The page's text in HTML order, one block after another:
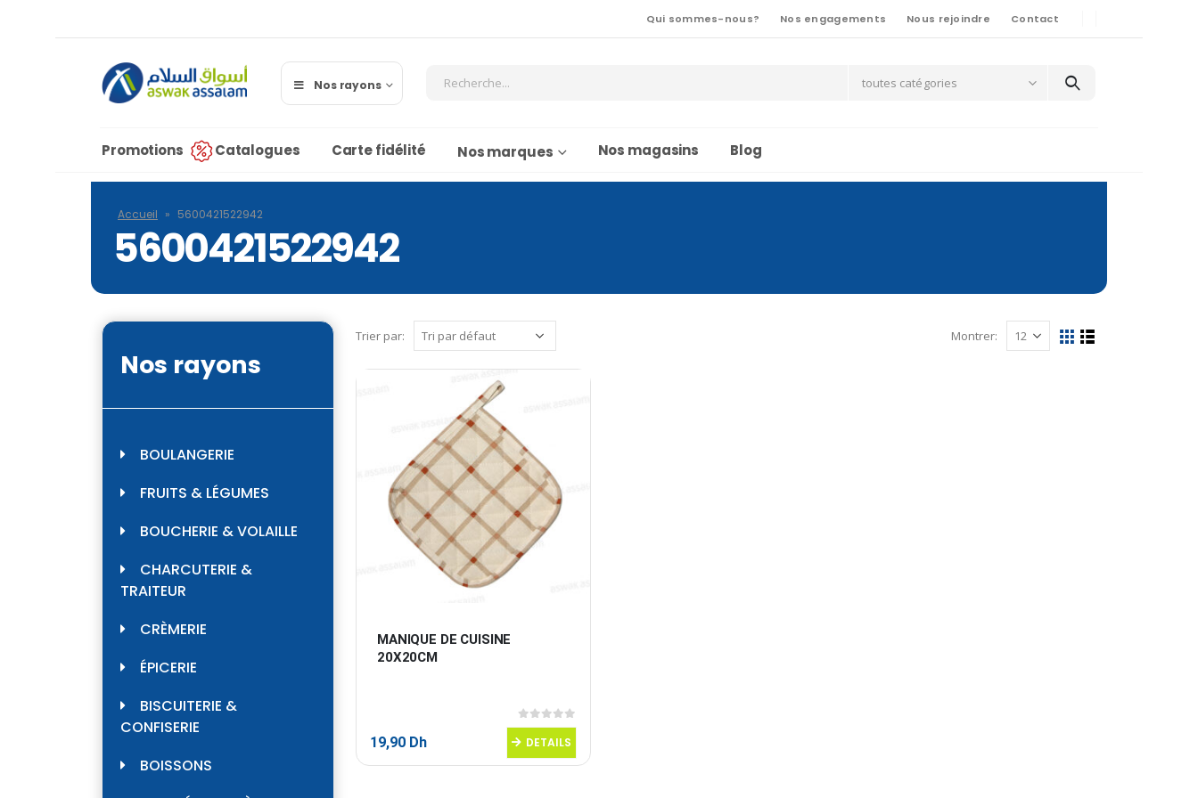
Qui sommes-nous? Nos engagements Nous rejoindre Contact
Nos rayons toutes catégories
Promotions Catalogues Carte fidélité Nos marques Nos magasins Blog
Accueil » 5600421522942
5600421522942
Trier par: Montrer:
MANIQUE DE CUISINE
20X20CM
0sur 5
19,90 Dh DETAILS
Nos rayons
BOULANGERIE
FRUITS & LÉGUMES
BOUCHERIE & VOLAILLE
CHARCUTERIE &
TRAITEUR
CRÈMERIE
ÉPICERIE
BISCUITERIE &
CONFISERIE
BOISSONS